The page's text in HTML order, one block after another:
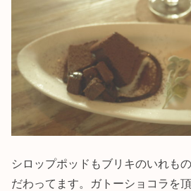
シロップポッドもブリキのいれも
だわってます。ガトーショコラを